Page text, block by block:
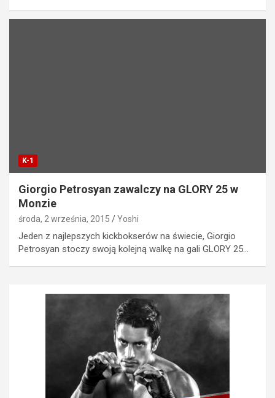
K-1
Giorgio Petrosyan zawalczy na GLORY 25 w
Monzie
środa, 2 września, 2015 Yoshi
Jeden z najlepszych kickbokserów na świecie, Giorgio
Petrosyan stoczy swoją kolejną walkę na gali GLORY 25…